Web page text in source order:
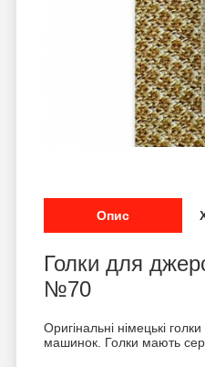
Опис
Голки для
№70
Оригінальні німецькі
машинок. Голки мають